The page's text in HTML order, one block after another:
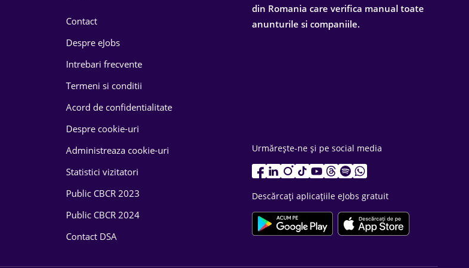
Contact
Despre eJobs
Intrebari frecvente
Termeni si conditii
Acord de confidentialitate
Despre cookie-uri
Administreaza cookie-uri
Statistici vizitatori
Public CBCR 2023
Public CBCR 2024
Contact DSA
din Romania care verifica manual toate
anunturile si companiile.
Urmărește-ne și pe social media
Descărcați aplicațiile eJobs gratuit